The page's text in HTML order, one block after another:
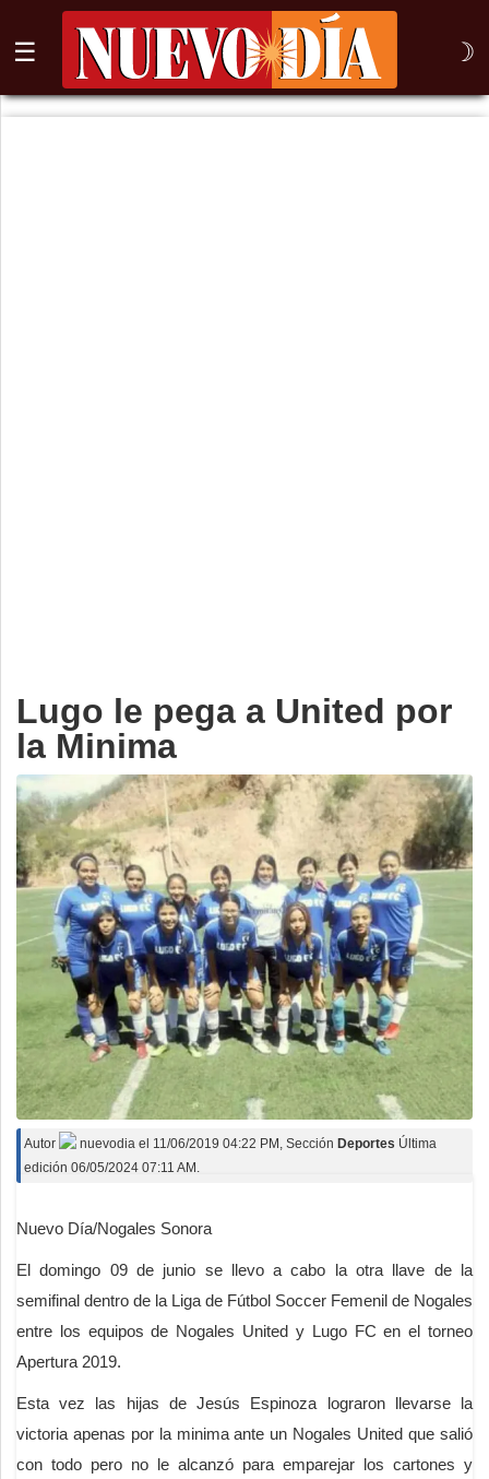
☰ ☽
⌕
Lugo le pega a United por
la Minima
Autor nuevodia el 11/06/2019 04:22 PM , Sección Deportes Última
edición 06/05/2024 07:11 AM.
Nuevo Día/Nogales Sonora
El domingo 09 de junio se llevo a cabo la otra llave de la
semifinal dentro de la Liga de Fútbol Soccer Femenil de Nogales
entre los equipos de Nogales United y Lugo FC en el torneo
Apertura 2019.
Esta vez las hijas de Jesús Espinoza lograron llevarse la
victoria apenas por la minima ante un Nogales United que salió
con todo pero no le alcanzó para emparejar los cartones y